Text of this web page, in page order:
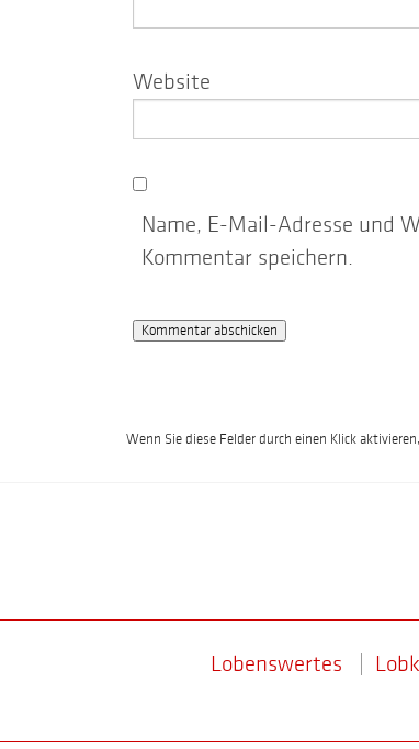
Website
Name, E-Mail-Adresse und
Kommentar speichern.
Wenn Sie diese Felder durch einen Klick
Lobenswertes